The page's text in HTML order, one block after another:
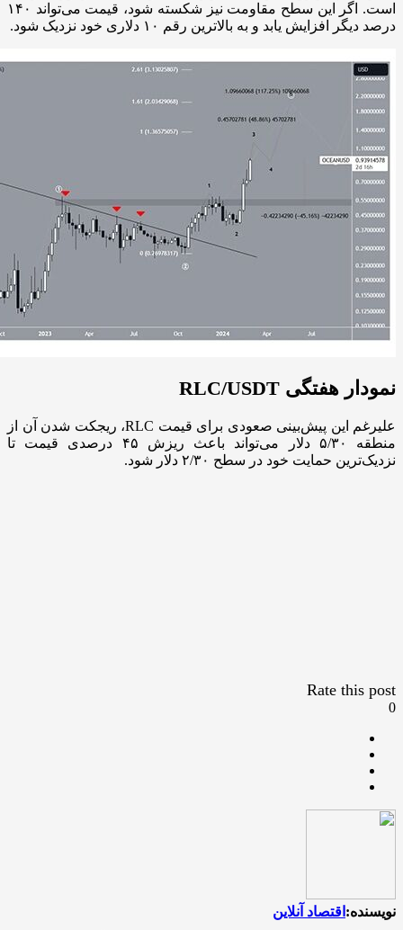
است. اگر این سطح مقاومت نیز شکسته شود، قیمت می‌تواند ۱۴۰
درصد دیگر افزایش یابد و به بالاترین رقم ۱۰ دلاری خود نزدیک شود.
نمودار هفتگی RLC/USDT
علیرغم این پیش‌بینی صعودی برای قیمت RLC، ریجکت شدن آن از
منطقه ۵/۳۰ دلار می‌تواند باعث ریزش ۴۵ درصدی قیمت تا
نزدیک‌ترین حمایت خود در سطح ۲/۳۰ دلار شود.
Rate this post
0
نویسنده: اقتصاد آنلاین